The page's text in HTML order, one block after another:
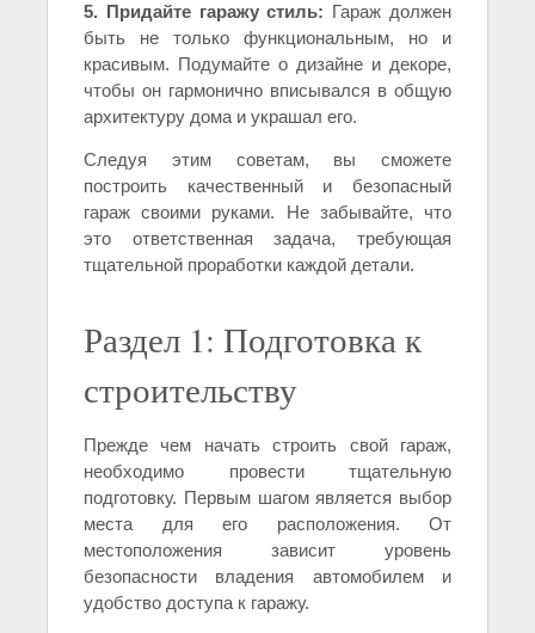
5. Придайте гаражу стиль: Гараж должен
быть не только функциональным, но и
красивым. Подумайте о дизайне и декоре,
чтобы он гармонично вписывался в общую
архитектуру дома и украшал его.
Следуя этим советам, вы сможете
построить качественный и безопасный
гараж своими руками. Не забывайте, что
это ответственная задача, требующая
тщательной проработки каждой детали.
Раздел 1: Подготовка к
строительству
Прежде чем начать строить свой гараж,
необходимо провести тщательную
подготовку. Первым шагом является выбор
места для его расположения. От
местоположения зависит уровень
безопасности владения автомобилем и
удобство доступа к гаражу.